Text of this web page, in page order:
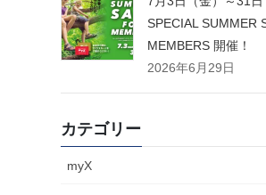
SPECIAL SUMMER
MEMBERS 開催！
2026年6月29日
カテゴリー
myX